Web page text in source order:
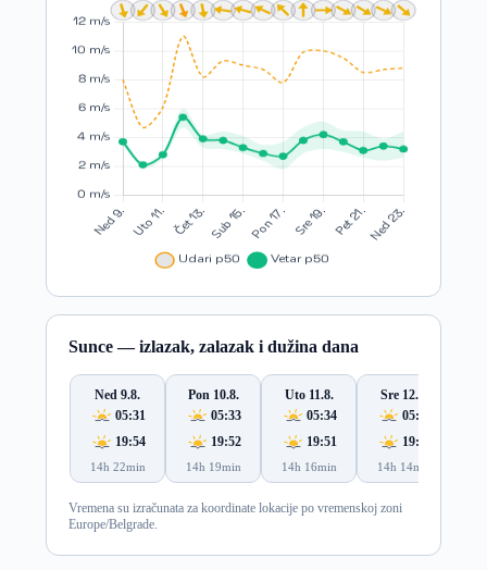
Sunce — izlazak, zalazak i dužina dana
Ned 9.8.
05:31
19:54
14h 22min
Pon 10.8.
05:33
19:52
14h 19min
Uto 11.8.
05:34
19:51
14h 16min
Sre 12.8.
05:35
19:49
14h 14min
Vremena su izračunata za koordinate lokacije po vremenskoj zoni
Europe/Belgrade.